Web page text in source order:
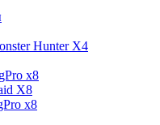
Hunter X4
x8
X8
x8